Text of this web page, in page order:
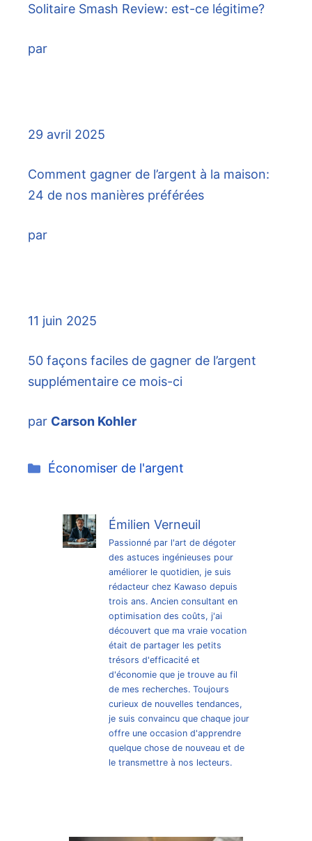
Solitaire Smash Review: est-ce légitime?
par
29 avril 2025
Comment gagner de l’argent à la maison:
24 de nos manières préférées
par
11 juin 2025
50 façons faciles de gagner de l’argent
supplémentaire ce mois-ci
par Carson Kohler
Catégories
Économiser de l'argent
Émilien Verneuil
Passionné par l'art de dégoter
des astuces ingénieuses pour
améliorer le quotidien, je suis
rédacteur chez Kawaso depuis
trois ans. Ancien consultant en
optimisation des coûts, j'ai
découvert que ma vraie vocation
était de partager les petits
trésors d'efficacité et
d'économie que je trouve au fil
de mes recherches. Toujours
curieux de nouvelles tendances,
je suis convaincu que chaque jour
offre une occasion d'apprendre
quelque chose de nouveau et de
le transmettre à nos lecteurs.